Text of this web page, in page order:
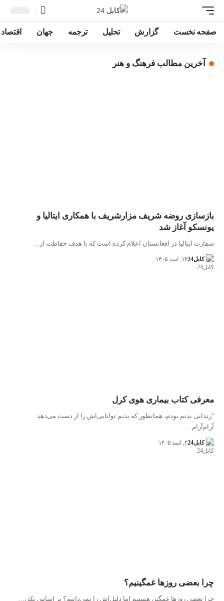
صفحه نخست گزارش تحلیل ترجمه جهان اقتصاد
آخرین مطالب فرهنگ و هنر
بازسازی روضه شریف مزارشریف با همکاری ایتالیا و
یونسکو آغاز شد
سفارت ایتالیا در افغانستان اعلام کرده است که با هدف حفاظت از…
کابل24 ۱۴, اسد ۱۴۰۵
معرفی کتاب بیماری هوی کرل
"زندانی بدنم بودم، همانطور که بدنم توانایی‌اش را از دست می‌دهد
آرام‌آرام …
کابل24 ۴, اسد ۱۴۰۵
چرا بعضی روزها غمگینیم؟
چرا بعضی روزها غمگین هستیم اما دلیل‌اش را نمی‌دانیم؟ بر اساس یکی…